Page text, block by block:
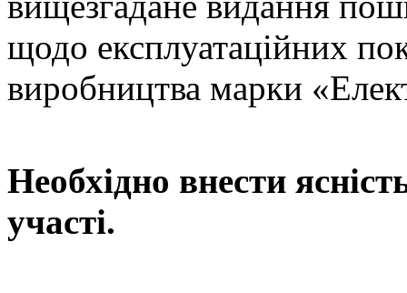
щодо експлуатаційних
виробництва марки
Необхідно внести
участі.